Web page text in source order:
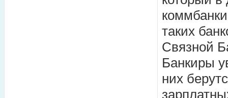
таких
Связной
Банкиры
них